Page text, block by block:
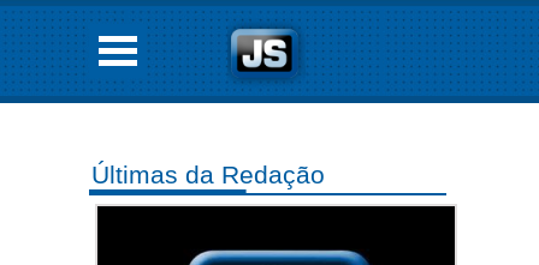
Últimas da Redação